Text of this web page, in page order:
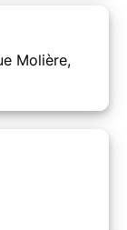
Molière,